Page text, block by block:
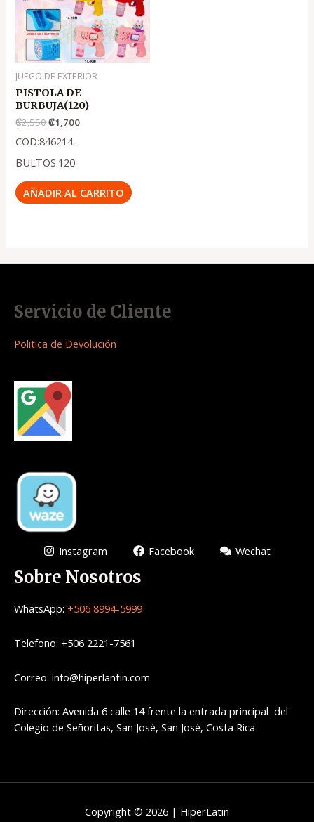
JUEGO DE EXTERIOR
PISTOLA DE
BURBUJA(120)
₡2,550₡1,700
COD:846214
BULTOS:120
AÑADIR AL CARRITO
Servicio de Cliente
Politica de Devolución
Instagram Facebook Wechat
Sobre Nosotros
WhatsApp: +506 8994-5999
Telefono: +506 2221-7561
Correo: info@hiperlantin.com
Dirección: Avenida 6 calle 14 frente la entrada principal del
Colegio de Señoritas, San José, San José, Costa Rica
Copyright © 2026 | HiperLatin